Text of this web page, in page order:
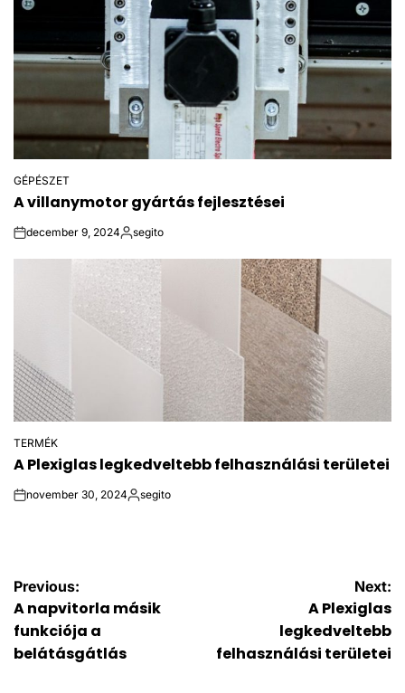
POSTED
IN
GÉPÉSZET
A villanymotor gyártás fejlesztései
ondecember 9, 2024Posted
segito
POSTED
IN
TERMÉK
A Plexiglas legkedveltebb felhasználási területei
onnovember 30, 2024Posted
segito
Bejegyzés
navigáció
Previous:
A napvitorla másik
funkciója a
belátásgátlás
Next:
A Plexiglas
legkedveltebb
felhasználási területei